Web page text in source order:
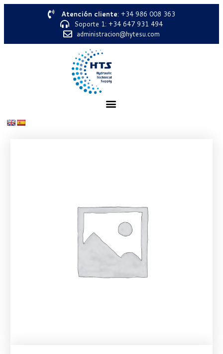
Atención cliente: +34 986 008 363
Soporte 1: +34 647 931 494
administracion@hytesu.com